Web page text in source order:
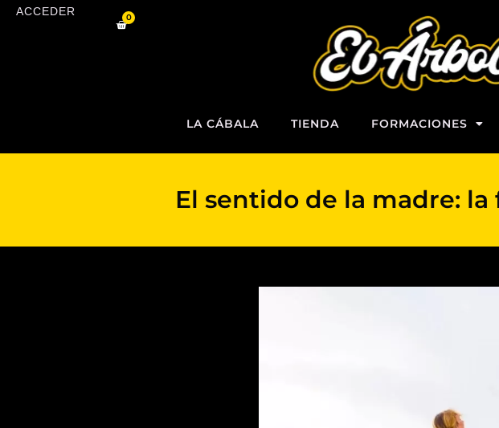
ACCEDER 0
Carrito
LA CÁBALA TIENDA FORMACIONES
El sentido de la madre: